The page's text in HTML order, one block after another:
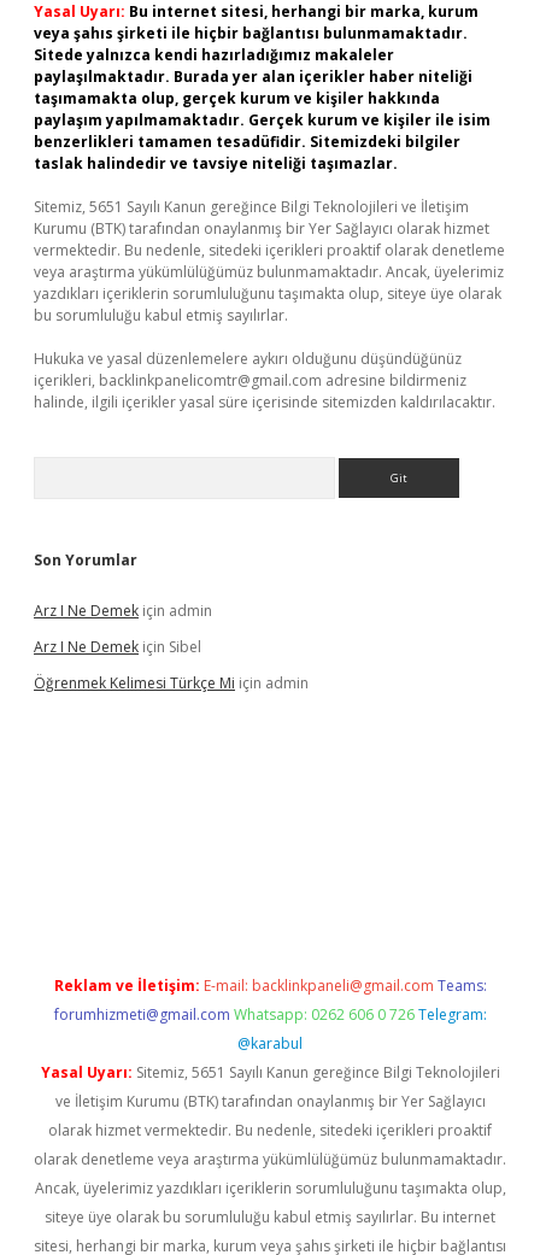
Yasal Uyarı: Bu internet sitesi, herhangi bir marka, kurum
veya şahıs şirketi ile hiçbir bağlantısı bulunmamaktadır.
Sitede yalnızca kendi hazırladığımız makaleler
paylaşılmaktadır. Burada yer alan içerikler haber niteliği
taşımamakta olup, gerçek kurum ve kişiler hakkında
paylaşım yapılmamaktadır. Gerçek kurum ve kişiler ile isim
benzerlikleri tamamen tesadüfidir. Sitemizdeki bilgiler
taslak halindedir ve tavsiye niteliği taşımazlar.
Sitemiz, 5651 Sayılı Kanun gereğince Bilgi Teknolojileri ve İletişim
Kurumu (BTK) tarafından onaylanmış bir Yer Sağlayıcı olarak hizmet
vermektedir. Bu nedenle, sitedeki içerikleri proaktif olarak denetleme
veya araştırma yükümlülüğümüz bulunmamaktadır. Ancak, üyelerimiz
yazdıkları içeriklerin sorumluluğunu taşımakta olup, siteye üye olarak
bu sorumluluğu kabul etmiş sayılırlar.
Hukuka ve yasal düzenlemelere aykırı olduğunu düşündüğünüz
içerikleri, backlinkpanelicomtr@gmail.com adresine bildirmeniz
halinde, ilgili içerikler yasal süre içerisinde sitemizden kaldırılacaktır.
Son Yorumlar
Arz I Ne Demek için admin
Arz I Ne Demek için Sibel
Öğrenmek Kelimesi Türkçe Mi için admin
Reklam ve İletişim: E-mail: backlinkpaneli@gmail.com Teams:
forumhizmeti@gmail.com Whatsapp: 0262 606 0 726 Telegram:
@karabul
Yasal Uyarı: Sitemiz, 5651 Sayılı Kanun gereğince Bilgi Teknolojileri
ve İletişim Kurumu (BTK) tarafından onaylanmış bir Yer Sağlayıcı
olarak hizmet vermektedir. Bu nedenle, sitedeki içerikleri proaktif
olarak denetleme veya araştırma yükümlülüğümüz bulunmamaktadır.
Ancak, üyelerimiz yazdıkları içeriklerin sorumluluğunu taşımakta olup,
siteye üye olarak bu sorumluluğu kabul etmiş sayılırlar. Bu internet
sitesi, herhangi bir marka, kurum veya şahıs şirketi ile hiçbir bağlantısı